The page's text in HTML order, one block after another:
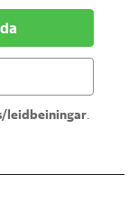
leidbeiningar.